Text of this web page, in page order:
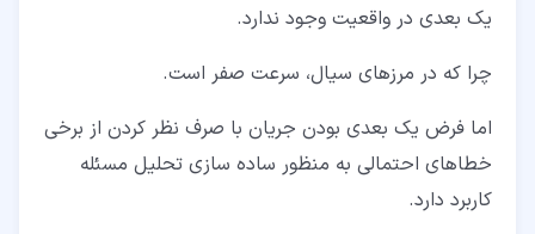
یک بعدی در واقعیت وجود ندارد.
چرا که در مرزهای سیال، سرعت صفر است.
اما فرض یک بعدی بودن جریان با صرف نظر کردن از برخی
خطاهای احتمالی به منظور ساده سازی تحلیل مسئله
کاربرد دارد.